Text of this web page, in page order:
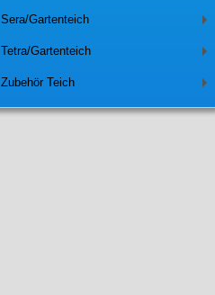
Sera/Gartenteich
Tetra/Gartenteich
Zubehör Teich